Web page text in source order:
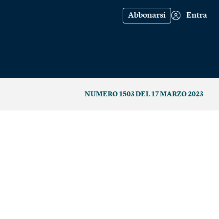
Abbonarsi Entra
NUMERO 1503 DEL 17 MARZO 2023